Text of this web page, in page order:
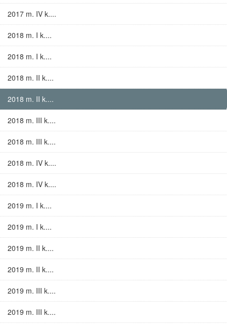
2017 m. IV k....
2018 m. I k....
2018 m. I k....
2018 m. II k....
2018 m. II k....
2018 m. III k....
2018 m. III k....
2018 m. IV k....
2018 m. IV k....
2019 m. I k....
2019 m. I k....
2019 m. II k....
2019 m. II k....
2019 m. III k....
2019 m. III k....